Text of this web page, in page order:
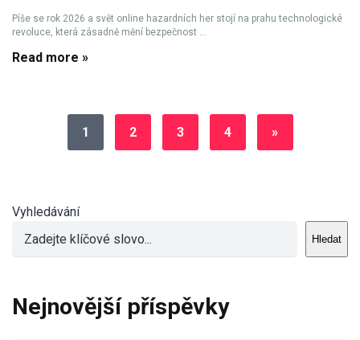
Píše se rok 2026 a svět online hazardních her stojí na prahu technologické
revoluce, která zásadně mění bezpečnost ...
Read more »
1 2 3 4 »
Vyhledávání
Hledat
Nejnovější příspěvky